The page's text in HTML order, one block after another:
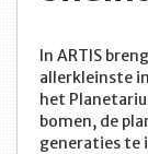
In ARTIS
allerkleinste
het
bomen, de
generaties te